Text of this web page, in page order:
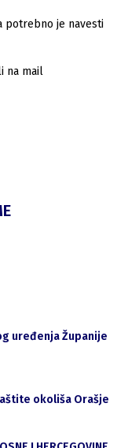
potrebno je navesti
na mail
uređenja Županije
okoliša Orašje